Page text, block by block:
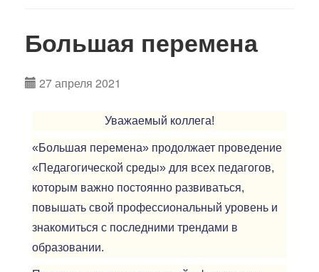
Большая перемена
27 апреля 2021
Уважаемый коллега!
«Большая перемена» продолжает проведение
«Педагогической среды» для всех педагогов,
которым важно постоянно развиваться,
повышать свой профессиональный уровень и
знакомиться с последними трендами в
образовании.